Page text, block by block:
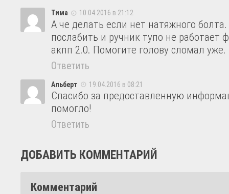
Тима 10.04.2016 в 21:12
А че делать если нет натяжного
послабить и ручник тупо не работает
акпп 2.0. Помогите голову сломал уже.
Ответить
Альберт 19.04.2016 в 08:21
Спасибо за предоставленную
помогло!
Ответить
ДОБАВИТЬ КОММЕНТАРИЙ
Комментарий